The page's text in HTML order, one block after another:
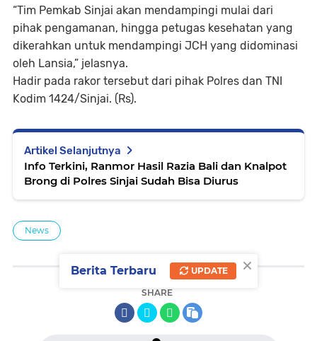
“Tim Pemkab Sinjai akan mendampingi mulai dari
pihak pengamanan, hingga petugas kesehatan yang
dikerahkan untuk mendampingi JCH yang didominasi
oleh Lansia,” jelasnya.
Hadir pada rakor tersebut dari pihak Polres dan TNI
Kodim 1424/Sinjai. (Rs).
Artikel Selanjutnya
Info Terkini, Ranmor Hasil Razia Bali dan Knalpot
Brong di Polres Sinjai Sudah Bisa Diurus
News
SHARE
×
Berita Terbaru UPDATE